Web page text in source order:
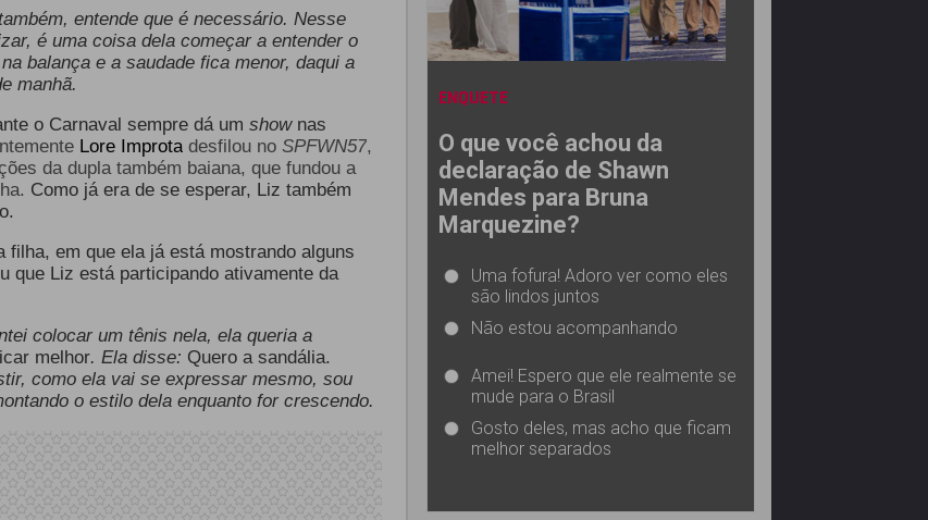
entende que é necessário. Nesse
é uma coisa dela começar a entender o
balança e a saudade fica menor, daqui a
manhã.
o Carnaval sempre dá um shownas
Lore Improta desfilou no SPFWN57,
da dupla também baiana, que fundou a
Como já era de se esperar, Liz também
filha, em que ela já está mostrando alguns
que Liz está participando ativamente da
colocar um tênis nela, ela queria a
melhor. Ela disse: Quero a sandália.
como ela vai se expressar mesmo, sou
o estilo dela enquanto for crescendo.
ENQUETE
O que você achou da
declaração de Shawn
Mendes para Bruna
Marquezine?
Uma fofura! Adoro ver como eles
são lindos juntos
Não estou acompanhando
Amei! Espero que ele realmente se
mude para o Brasil
Gosto deles, mas acho que ficam
melhor separados